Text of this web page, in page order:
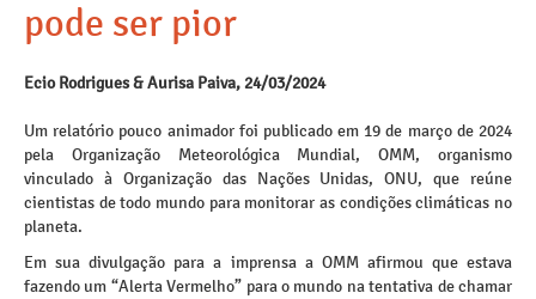
pode ser pior
Ecio Rodrigues & Aurisa Paiva, 24/03/2024
Um relatório pouco animador foi publicado em 19 de março de 2024
pela Organização Meteorológica Mundial, OMM, organismo
vinculado à Organização das Nações Unidas, ONU, que reúne
cientistas de todo mundo para monitorar as condições climáticas no
planeta.
Em sua divulgação para a imprensa a OMM afirmou que estava
fazendo um “Alerta Vermelho” para o mundo na tentativa de chamar